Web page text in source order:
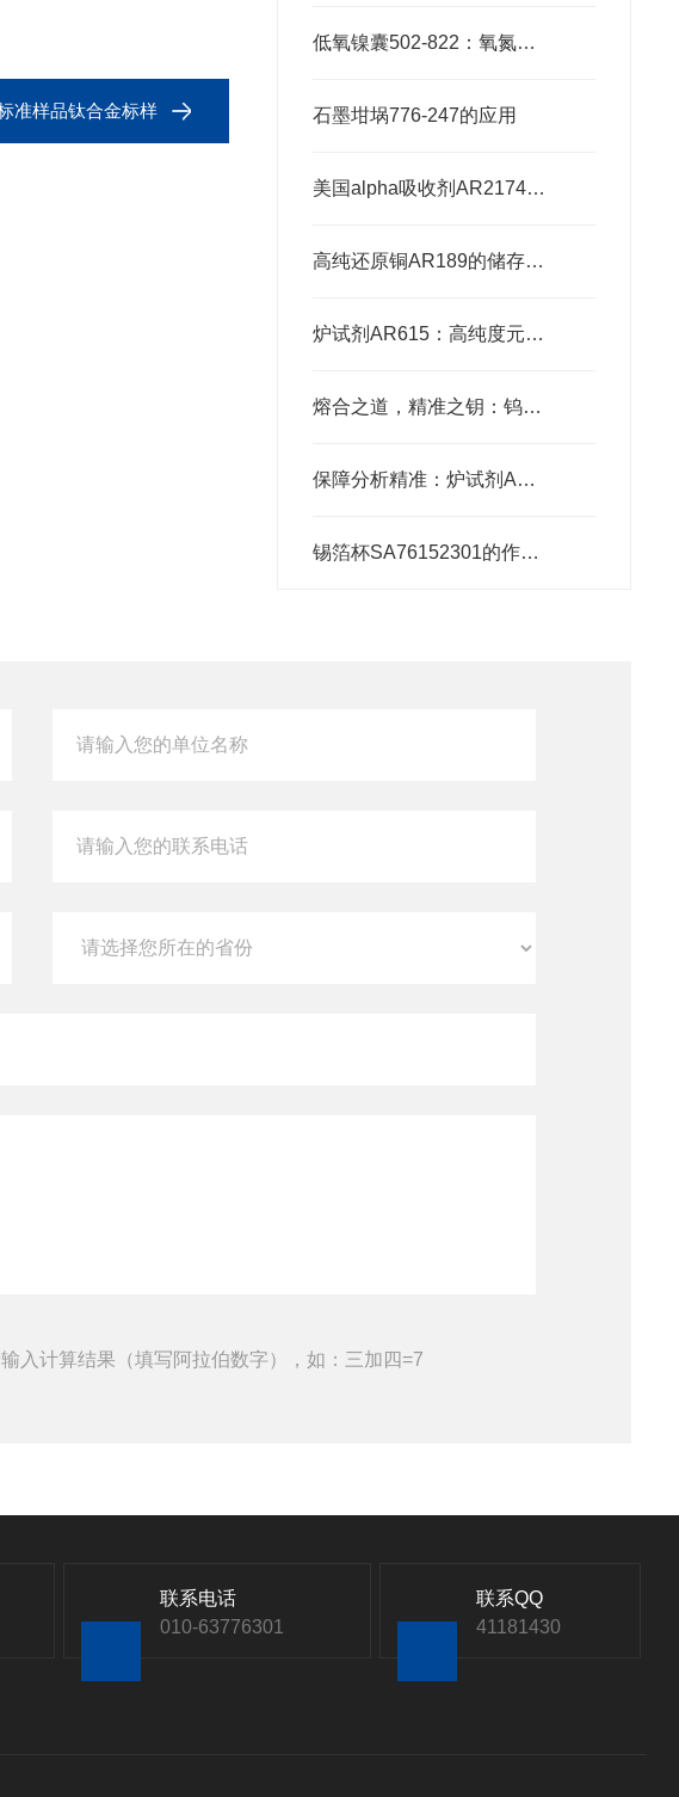
低氧镍囊502-822：氧氮分析的高效助熔载体
石墨坩埚776-247的应用
美国alpha吸收剂AR2174：适配多种元素的精准分析需求
高纯还原铜AR189的储存、预处理、加工、检测
炉试剂AR615：高纯度元素分析耗材，赋能精准检测高效推进
熔合之道，精准之钥：钨锡助熔剂501-008，XRF分析的伴侣
保障分析精准：炉试剂AR615的可靠性能
锡箔杯SA76152301的作用与优势
准样品钛合金标样
入计算结果（填写阿拉伯数字），如：三加四=7
联系电话
010-63776301
联系QQ
41181430